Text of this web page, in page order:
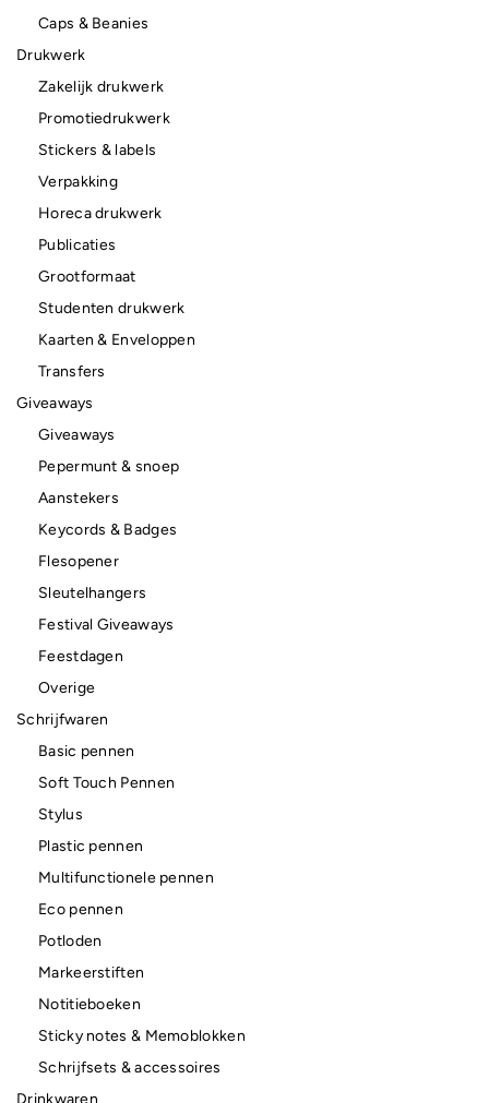
Caps & Beanies
Drukwerk
Zakelijk drukwerk
Promotiedrukwerk
Stickers & labels
Verpakking
Horeca drukwerk
Publicaties
Grootformaat
Studenten drukwerk
Kaarten & Enveloppen
Transfers
Giveaways
Giveaways
Pepermunt & snoep
Aanstekers
Keycords & Badges
Flesopener
Sleutelhangers
Festival Giveaways
Feestdagen
Overige
Schrijfwaren
Basic pennen
Soft Touch Pennen
Stylus
Plastic pennen
Multifunctionele pennen
Eco pennen
Potloden
Markeerstiften
Notitieboeken
Sticky notes & Memoblokken
Schrijfsets & accessoires
Drinkwaren